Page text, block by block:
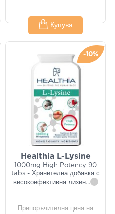
Купува
-10%
Healthia L-Lysine
1000mg High Potency 90
tabs - Хранителна добавка с
високоефективна лизин... i
Препоръчителна цена на